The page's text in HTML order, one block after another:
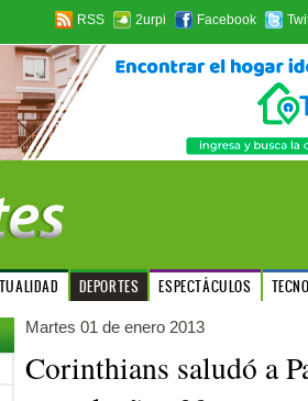
RSS 2urpi Facebook
DEPORTES ESPECTÁCULOS
Martes 01 de enero 2013
Corinthians saludó a